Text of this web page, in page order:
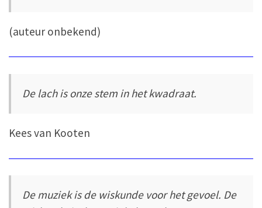
(auteur onbekend)
De lach is onze stem in het kwadraat.
Kees van Kooten
De muziek is de wiskunde voor het gevoel. De